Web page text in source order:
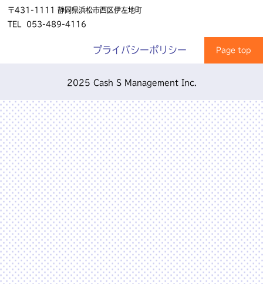
〒431-1111 静岡県浜松市西区伊左地町
TEL
053-489-4116
プライバシーポリシー Page top
2025 Cash S Management Inc.